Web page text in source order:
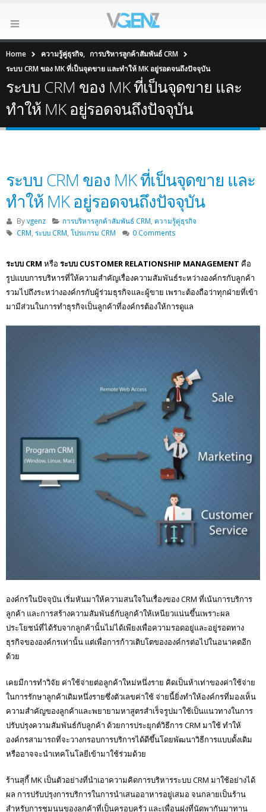
Home ความรู้คู่ธุรกิจ, การบริหารลูกค้าสัมพันธ์ CRM
ระบบ CRM ของ MK ที่เป็นจุดขาย และทำให้ MK อยู่รอดจนถึงปัจจุบัน
ระบบ CRM ของ MK ที่เป็นจุดขาย และ
ทำให้ MK อยู่รอดจนถึงปัจจุบัน
ระบบ CRM ของ MK ที่เป็นจุดขาย และ
ทำให้ MK อยู่รอดจนถึงปัจจุบัน
Byvgenz การบริหารลูกค้าสัมพันธ์ CRM ความรู้คู่ธุรกิจ
CRM ระบบ CRM โปรแกรม CRM 0 Comments
ระบบ CRM หรือ ระบบ CUSTOMER RELATIONSHIP MANAGEMENT คือ
รูปแบบการบริหารที่ให้ความสำคัญเรื่องความสัมพันธ์ระหว่างองค์กรกับลูกค้า
รวมไปถึงระหว่างองค์กรกับผู้ร่วมธุรกิจและผู้ขาย เพราะต้องถือว่าทุกฝ่ายที่เข้า
มามีส่วนในการทำธุรกิจเป็นลูกค้าที่องค์กรต้องให้การดูแล
องค์กรในปัจจุบัน เริ่มหันมาให้ความสนใจในเรื่องของ CRM ที่เน้นการบริการ
ลูกค้า และการสร้างความสัมพันธ์กับลูกค้าให้เหนียวแน่นขึ้นเพราะผล
ประโยชน์ที่ได้รับจากลูกค้านั้นไม่ได้เพียงเพื่อความรอดอยู่และอยู่รอดทาง
ธุรกิจขององค์กรเท่านั้น แต่เพื่อการก้าวเติบโตขององค์กรต่อไปในอนาคตอีก
ด้วย
เคยมีการทำวิจัย ค่าใช้จ่ายต่อลูกค้าใหม่หนึ่งราย คิดเป็นห้าเท่าของค่าใช้จ่าย
ในการรักษาลูกค้าเดิมหนึ่งรายซึ่งตัวเลขค่าใช้ จ่ายนี้ยิ่งทำให้องค์กรที่มองเห็น
ความสำคัญของลูกค้าและพยายามหาสูตรสำเร็จรูปมาใช้เป็นแนวทางในการ
ปรับปรุงความสัมพันธ์กับลูกค้า ด้วยการประยุกต์วิธีการ CRM มาใช้ ทำให้
องค์กรสามารถที่จะวางกรอบการบริการได้ดีขึ้นโดยพัฒนาวิธีการแบบดั้งเดิม
หรืออาจจะนำเทคโนโลยีเข้ามาใช้ร่วมด้วย
ร้านสุกี้ MK เป็นตัวอย่างที่นำเอาความคิดการบริหารระบบ CRM มาใช้อย่างได้
ผล การปรับปรุงการบริการในการนำเสนออาหารอยู่เสมอ จนกลายเป็นร้าน
สำหรับการชุมนุนของลูกค้าที่เป็นครอบครัว และเพื่อนฝูงที่นัดพากันมาทาน